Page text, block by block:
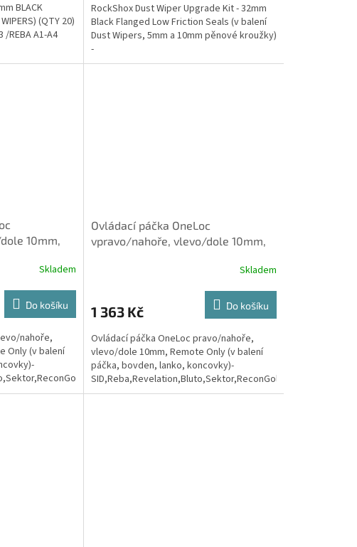
BLACK
(QTY 20)
/REBA A1-A4
RockShox Dust Wiper Upgrade Kit - 32mm
Black Flanged Low Friction Seals (v balení
Dust Wipers, 5mm a 10mm pěnové kroužky)
-
SID/Revelation/Reba/Argle/Sektor/TORA/Recon/XC32
10mm,
Skladem
Do košíku
nahoře,
Only (v balení
Ovládací páčka OneLoc
vpravo/nahoře, vlevo/dole 10mm,
Skladem
1 363 Kč Do košíku
Ovládací páčka OneLoc pravo/nahoře,
vlevo/dole 10mm, Remote Only (v balení
páčka, bovden, lanko, koncovky)-
SID,Reba,Revelation,Bluto,Sektor,ReconGold(2013-
2017)